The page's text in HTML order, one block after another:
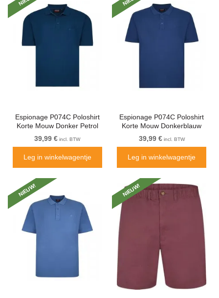
Espionage P074C Poloshirt
Korte Mouw Donker Petrol
39,99 € incl. BTW
Leg in winkelwagentje
Espionage P074C Poloshirt
Korte Mouw Donkerblauw
39,99 €incl. BTW
Leg in winkelwagentje
NIEUW! NIEUW!